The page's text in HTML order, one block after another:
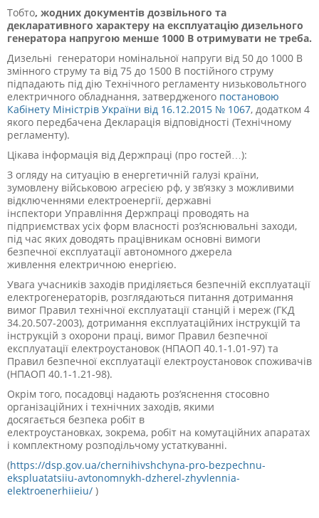
Тобто, жодних документів дозвільного та
декларативного характеру на експлуатацію дизельного
генератора напругою менше 1000 В отримувати не треба.
Дизельні генератори номінальної напруги від 50 до 1000 В
змінного струму та від 75 до 1500 В постійного струму
підпадають під дію Технічного регламенту низьковольтного
електричного обладнання, затвердженого постановою
Кабінету Міністрів України від 16.12.2015 № 1067, додатком 4
якого передбачена Декларація відповідності (Технічному
регламенту).
Цікава інформація від Держпраці (про гостей…):
З огляду на ситуацію в енергетичній галузі країни,
зумовлену військовою агресією рф, у зв’язку з можливими
відключеннями електроенергії, державні
інспектори Управління Держпраці проводять на
підприємствах усіх форм власності роз’яснювальні заходи,
під час яких доводять працівникам основні вимоги
безпечної експлуатації автономного джерела
живлення електричною енергією.
Увага учасників заходів приділяється безпечній експлуатації
електрогенераторів, розглядаються питання дотримання
вимог Правил технічної експлуатації станцій і мереж (ГКД
34.20.507-2003), дотримання експлуатаційних інструкцій та
інструкцій з охорони праці, вимог Правил безпечної
експлуатації електроустановок (НПАОП 40.1-1.01-97) та
Правил безпечної експлуатації електроустановок споживачів
(НПАОП 40.1-1.21-98).
Окрім того, посадовці надають роз’яснення стосовно
організаційних і технічних заходів, якими
досягається безпека робіт в
електроустановках, зокрема, робіт на комутаційних апаратах
і комплектному розподільчому устаткуванні.
(https://dsp.gov.ua/chernihivshchyna-pro-bezpechnu-
ekspluatatsiiu-avtonomnykh-dzherel-zhyvlennia-
elektroenerhiieiu/ )